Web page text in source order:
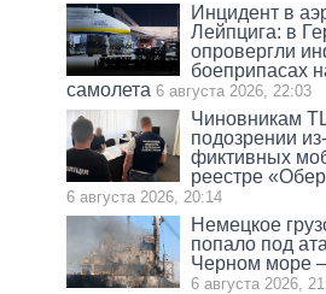
Инцидент в
Лейпцига: в
опровергли
боеприпасах
самолета 6 августа 2026, 22:03
Чиновникам
подозрении
фиктивных
реестре
6 августа 2026, 20:14
Немецкое
попало под
Черном море
6 августа 2026,